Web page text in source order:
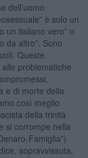
dell’uomo
è solo un
un italiano vero” o
da altro”. Sono
Queste
problematiche
e di morte della
così meglio
della trinità
si corrompe nella
Famiglia”)
sopravvissuta,